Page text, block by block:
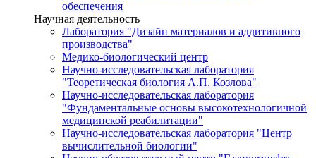
обеспечения
Научная деятельность
Лаборатория "Дизайн материалов и аддитивного
производства"
Медико-биологический центр
Научно-исследовательская лаборатория
"Теоретическая биология А.П. Козлова"
Научно-исследовательская лаборатория
"Фундаментальные основы высокотехнологичной
медицинской реабилитации"
Научно-исследовательская лаборатория "Центр
вычислительной биологии"